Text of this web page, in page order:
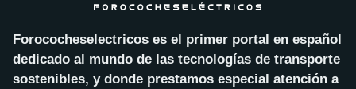
Forococheselectricos es el primer portal en español
dedicado al mundo de las tecnologías de transporte
sostenibles, y donde prestamos especial atención a